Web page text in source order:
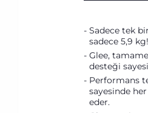
Sadece tek
sadece 5,9 kg!
Glee,
desteği
Performans
sayesinde
eder.